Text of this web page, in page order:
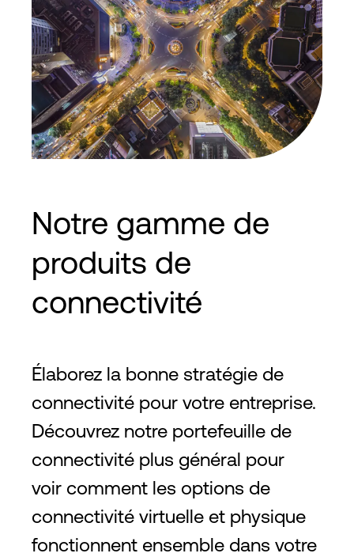
Notre gamme de
produits de
connectivité
Élaborez la bonne stratégie de
connectivité pour votre entreprise.
Découvrez notre portefeuille de
connectivité plus général pour
voir comment les options de
connectivité virtuelle et physique
fonctionnent ensemble dans votre